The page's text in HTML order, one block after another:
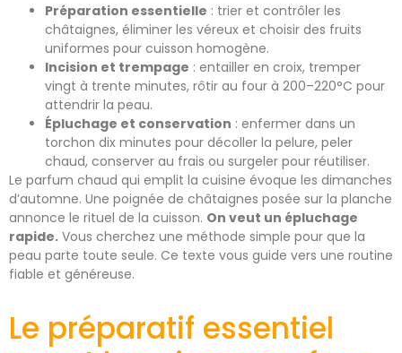
Préparation essentielle : trier et contrôler les
châtaignes, éliminer les véreux et choisir des fruits
uniformes pour cuisson homogène.
Incision et trempage : entailler en croix, tremper
vingt à trente minutes, rôtir au four à 200–220°C pour
attendrir la peau.
Épluchage et conservation : enfermer dans un
torchon dix minutes pour décoller la pelure, peler
chaud, conserver au frais ou surgeler pour réutiliser.
Le parfum chaud qui emplit la cuisine évoque les dimanches
d’automne. Une poignée de châtaignes posée sur la planche
annonce le rituel de la cuisson. On veut un épluchage
rapide. Vous cherchez une méthode simple pour que la
peau parte toute seule. Ce texte vous guide vers une routine
fiable et généreuse.
Le préparatif essentiel